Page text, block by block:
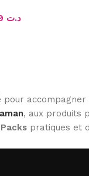
د.ت
pour
, aux produits
Packs pratiques et